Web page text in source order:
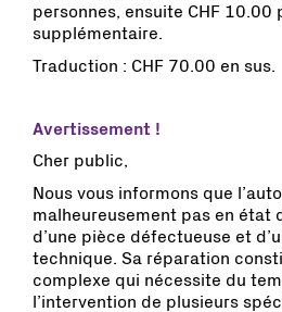
personnes, ensuite CHF 10.00
supplémentaire.
Traduction : CHF 70.00 en sus.
Avertissement !
Cher public,
Nous vous informons que
malheureusement pas en état
d’une pièce défectueuse et
technique. Sa réparation
complexe qui nécessite du
l’intervention de plusieurs